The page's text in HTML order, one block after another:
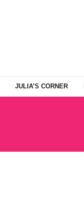
JULIA’S CORNER